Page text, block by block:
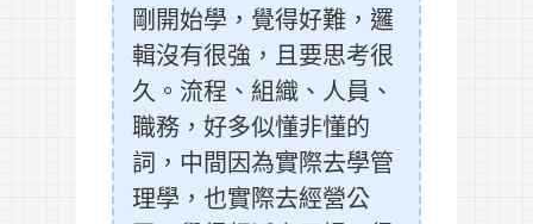
剛開始學，覺得好難，邏
輯沒有很強，且要思考很
久。流程、組織、人員、
職務，好多似懂非懂的
詞，中間因為實際去學管
理學，也實際去經營公